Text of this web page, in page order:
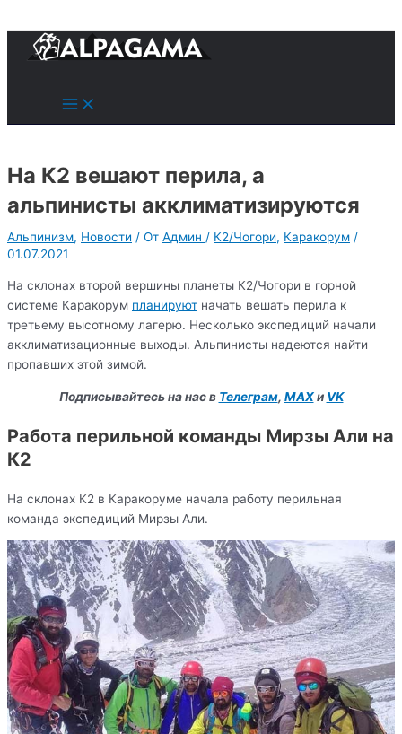
содержимому
Main
Menu
На К2 вешают перила, а
альпинисты акклиматизируются
Альпинизм, Новости / От Админ / К2/Чогори, Каракорум /
01.07.2021
На склонах второй вершины планеты К2/Чогори в горной
системе Каракорум планируют начать вешать перила к
третьему высотному лагерю. Несколько экспедиций начали
акклиматизационные выходы. Альпинисты надеются найти
пропавших этой зимой.
Подписывайтесь на нас в Телеграм, MAXи VK
Работа перильной команды Мирзы Али на
К2
На склонах К2 в Каракоруме начала работу перильная
команда экспедиций Мирзы Али.